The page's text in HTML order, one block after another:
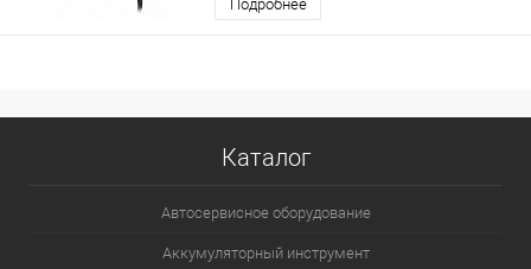
Подробнее
Каталог
Автосервисное оборудование
Аккумуляторный инструмент